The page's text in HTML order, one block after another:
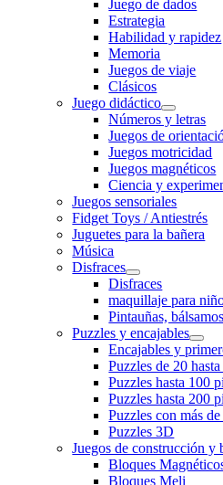
Juego de dados
Estrategia
Habilidad y rapidez
Memoria
Juegos de viaje
Clásicos
Juego didáctico
Números y letras
Juegos de
Juegos motricidad
Juegos magnéticos
Ciencia y
Juegos sensoriales
Fidget Toys / Antiestrés
Juguetes para la bañera
Música
Disfraces
Disfraces
maquillaje para
Pintauñas,
Puzzles y encajables
Encajables y
Puzzles de 20
Puzzles hasta 100
Puzzles hasta 200
Puzzles con más
Puzzles 3D
Juegos de construcción y
Bloques
Bloques Meli